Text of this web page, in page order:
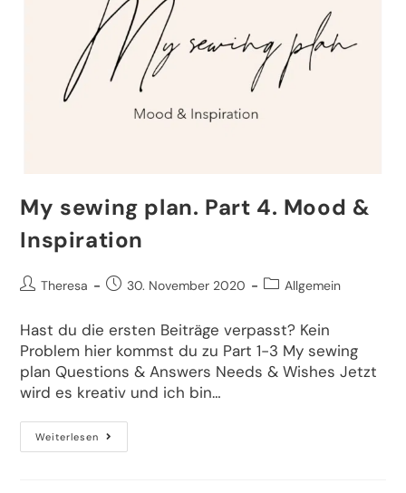
My sewing plan. Part 4. Mood &
Inspiration
Theresa 30. November 2020 Allgemein
Hast du die ersten Beiträge verpasst? Kein
Problem hier kommst du zu Part 1-3 My sewing
plan Questions & Answers Needs & Wishes Jetzt
wird es kreativ und ich bin…
Weiterlesen